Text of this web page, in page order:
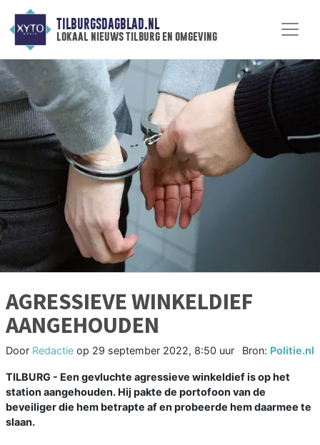
TILBURGSDAGBLAD.NL
lokaal nieuws tilburg en omgeving
AGRESSIEVE WINKELDIEF
AANGEHOUDEN
Door Redactie op 29 september 2022, 8:50 uur Bron: Politie.nl
TILBURG - Een gevluchte agressieve winkeldief is op het
station aangehouden. Hij pakte de portofoon van de
beveiliger die hem betrapte af en probeerde hem daarmee te
slaan.